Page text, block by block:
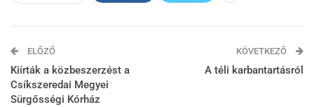
ELŐZŐ
Kiírták a közbeszerzést a
Csíkszeredai Megyei
Sürgősségi Kórház
KÖVETKEZŐ
A téli karbantartásról